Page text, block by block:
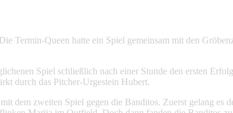
Termin-Queen hatte ein Spiel gemeinsam mit den
Spiel schließlich nach einer Stunde den ersten
durch das Pitcher-Urgestein Hubert.
dem zweiten Spiel gegen die Banditos. Zuerst gelang es